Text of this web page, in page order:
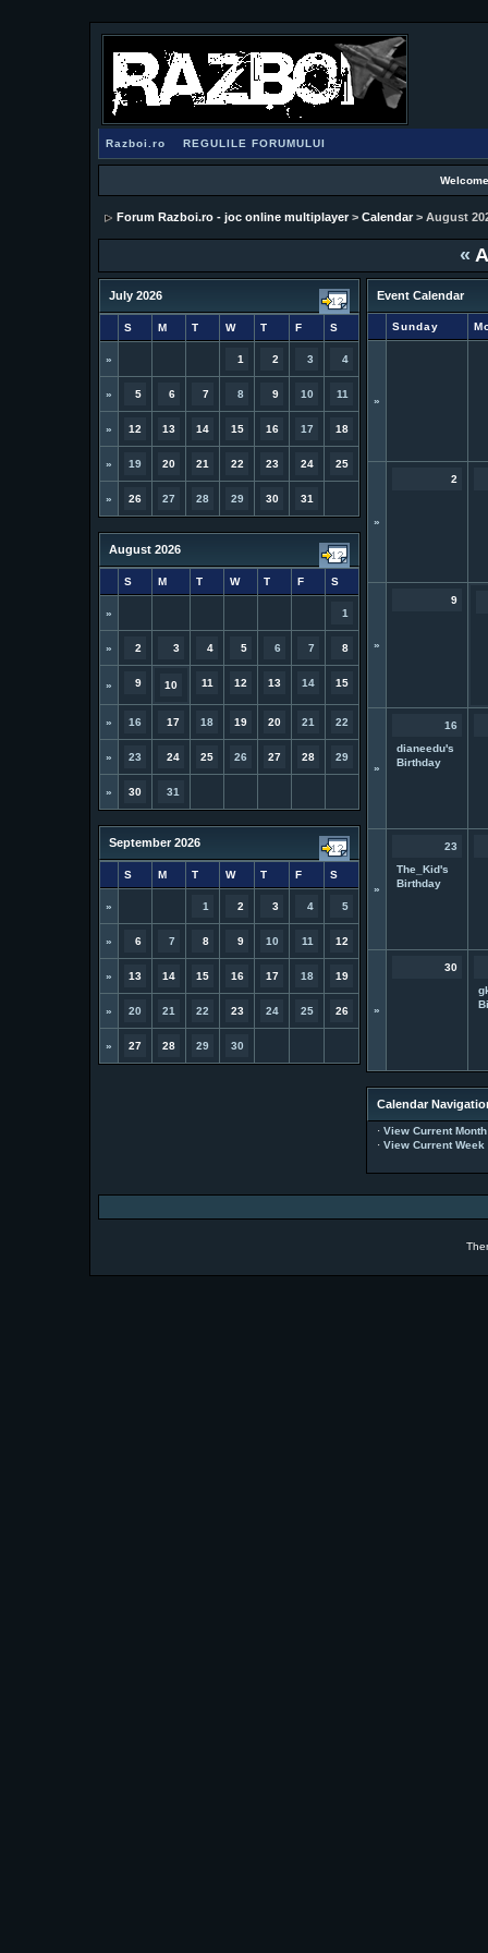
Razboi.ro REGULILE FORUMULUI
Forum Razboi.ro - joc online multiplayer> Calendar> August
«
July 2026
S M T W T F S
» 1 2 3 4
» 5 6 7 8 9 10 11
» 12 13 14 15 16 17 18
» 19 20 21 22 23 24 25
» 26 27 28 29 30 31
August 2026
S M T W T F S
» 1
» 2 3 4 5 6 7 8
» 9 10 11 12 13 14 15
» 16 17 18 19 20 21 22
» 23 24 25 26 27 28 29
» 30 31
September 2026
S M T W T F S
» 1 2 3 4 5
» 6 7 8 9 10 11 12
» 13 14 15 16 17 18 19
» 20 21 22 23 24 25 26
» 27 28 29 30
Event Calendar
Sunday
»
»
2
»
9
»
16
dianeedu's
Birthday
»
23
The_Kid's
Birthday
»
30
Calendar
· View Current Month
· View Current Week